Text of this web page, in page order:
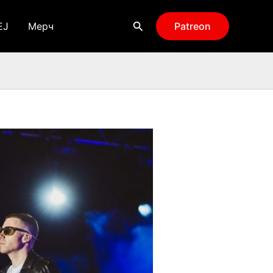
Мерч Поиск Patreon